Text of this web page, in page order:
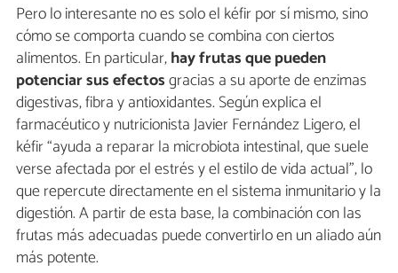
Pero lo interesante no es solo el kéfir por sí mismo, sino
cómo se comporta cuando se combina con ciertos
alimentos. En particular,hay frutas que pueden
potenciar sus efectosgracias a su aporte de enzimas
digestivas, fibra y antioxidantes. Según explica el
farmacéutico y nutricionista Javier Fernández Ligero, el
kéfir “ayuda a reparar la microbiota intestinal, que suele
verse afectada por el estrés y el estilo de vida actual”, lo
que repercute directamente en el sistema inmunitario y la
digestión. A partir de esta base, la combinación con las
frutas más adecuadas puede convertirlo en un aliado aún
más potente.